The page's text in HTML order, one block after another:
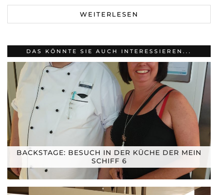
WEITERLESEN
DAS KÖNNTE SIE AUCH INTERESSIEREN...
BACKSTAGE: BESUCH IN DER KÜCHE DER MEIN
SCHIFF 6